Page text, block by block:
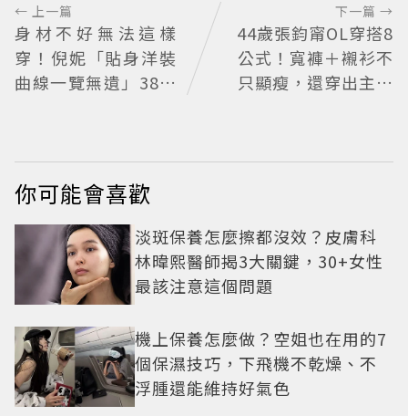
← 上一篇
身材不好無法這樣
穿！倪妮「貼身洋裝
曲線一覽無遺」38歲
下一篇 →
44歲張鈞甯OL穿搭8
公式！寬褲＋襯衫不
只顯瘦，還穿出主管
你可能會喜歡
淡斑保養怎麼擦都沒效？皮膚科
林暐熙醫師揭3大關鍵，30+女性
最該注意這個問題
機上保養怎麼做？空姐也在用的7
個保濕技巧，下飛機不乾燥、不
浮腫還能維持好氣色